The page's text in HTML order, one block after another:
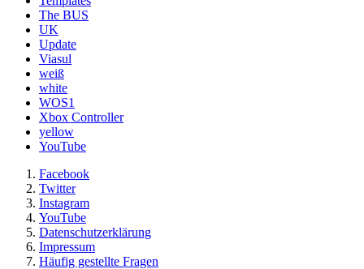
The BUS
UK
Update
Viasul
weiß
white
WOS1
Xbox Controller
yellow
YouTube
Facebook
Twitter
Instagram
YouTube
Datenschutzerklärung
Impressum
Häufig gestellte Fragen